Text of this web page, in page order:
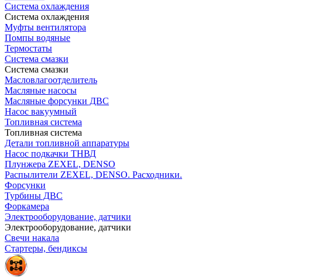
Система охлаждения
Система охлаждения
Муфты вентилятора
Помпы водяные
Термостаты
Система смазки
Система смазки
Масловлагоотделитель
Масляные насосы
Масляные форсунки ДВС
Насос вакуумный
Топливная система
Топливная система
Детали топливной аппаратуры
Насос подкачки ТНВД
Плунжера ZEXEL, DENSO
Распылители ZEXEL, DENSO. Расходники.
Форсунки
Турбины ДВС
Форкамера
Электрооборудование, датчики
Электрооборудование, датчики
Свечи накала
Стартеры, бендиксы